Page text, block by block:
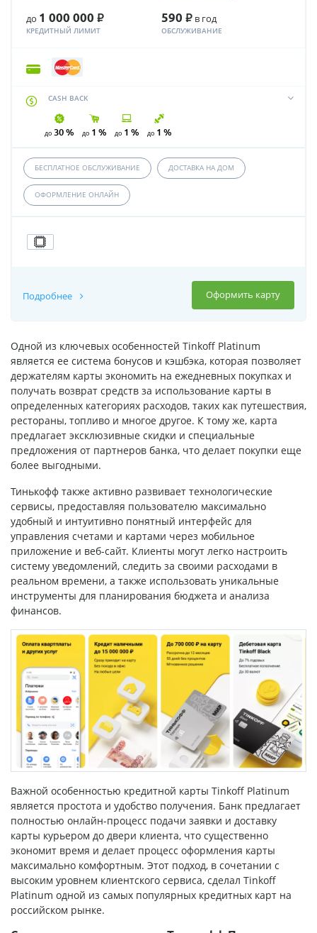
до 1 000 000 Р
КРЕДИТНЫЙ ЛИМИТ
590 Р в год
ОБСЛУЖИВАНИЕ
CASH BACK
до 30 % до 1 % до 1 % до 1 %
БЕСПЛАТНОЕ ОБСЛУЖИВАНИЕ ДОСТАВКА НА ДОМ
ОФОРМЛЕНИЕ ОНЛАЙН
Оформить карту
Подробнее
Одной из ключевых особенностей Tinkoff Platinum
является ее система бонусов и кэшбэка, которая позволяет
держателям карты экономить на ежедневных покупках и
получать возврат средств за использование карты в
определенных категориях расходов, таких как путешествия,
рестораны, топливо и многое другое. К тому же, карта
предлагает эксклюзивные скидки и специальные
предложения от партнеров банка, что делает покупки еще
более выгодными.
Тинькофф также активно развивает технологические
сервисы, предоставляя пользователю максимально
удобный и интуитивно понятный интерфейс для
управления счетами и картами через мобильное
приложение и веб-сайт. Клиенты могут легко настроить
систему уведомлений, следить за своими расходами в
реальном времени, а также использовать уникальные
инструменты для планирования бюджета и анализа
финансов.
Важной особенностью кредитной карты Tinkoff Platinum
является простота и удобство получения. Банк предлагает
полностью онлайн-процесс подачи заявки и доставку
карты курьером до двери клиента, что существенно
экономит время и делает процесс оформления карты
максимально комфортным. Этот подход, в сочетании с
высоким уровнем клиентского сервиса, сделал Tinkoff
Platinum одной из самых популярных кредитных карт на
российском рынке.